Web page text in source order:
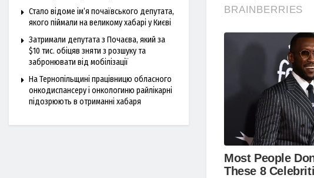
Стало відоме ім’я почаївського депутата,
якого піймали на великому хабарі у Києві
Затримали депутата з Почаєва, який за
$10 тис. обіцяв зняти з розшуку та
забронювати від мобілізації
На Тернопільщині працівницю обласного
онкодиспансеру і онкологиню райлікарні
підозрюють в отриманні хабаря